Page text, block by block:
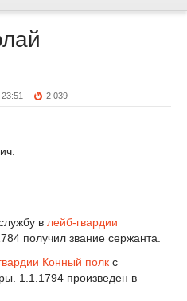
2 039
в лейб-гвардии
получил звание сержанта.
Конный полк с
1.1.1794 произведен в